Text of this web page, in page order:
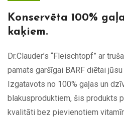
Konservēta 100%
kaķiem.
Dr.Clauder’s “Fleischtopf” ar
pamats garšīgai BARF diētai jūsu
Izgatavots no 100% gaļas un
blakusproduktiem, šis produkts
kvalitāti bez pievienotiem